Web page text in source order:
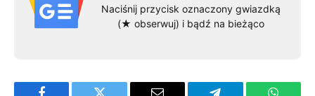
Naciśnij przycisk oznaczony gwiazdką
(★ obserwuj) i bądź na bieżąco